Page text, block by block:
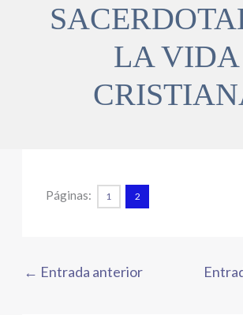
LA VIDA
Páginas: 1 2
← Entrada anterior